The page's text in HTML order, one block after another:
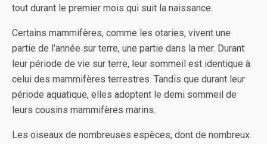
tout durant le premier mois qui suit la naissance.
Certains mammifères, comme les otaries, vivent une
partie de l’année sur terre, une partie dans la mer. Durant
leur période de vie sur terre, leur sommeil est identique à
celui des mammifères terrestres. Tandis que durant leur
période aquatique, elles adoptent le demi sommeil de
leurs cousins mammifères marins.
Les oiseaux de nombreuses espèces, dont de nombreux